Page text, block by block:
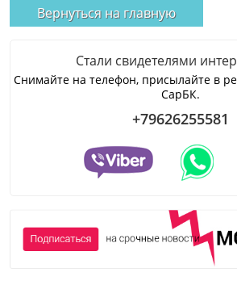
Вернуться на главную
Стали свидетелями
Снимайте на телефон, присылайте в
СарБК.
+79626255581